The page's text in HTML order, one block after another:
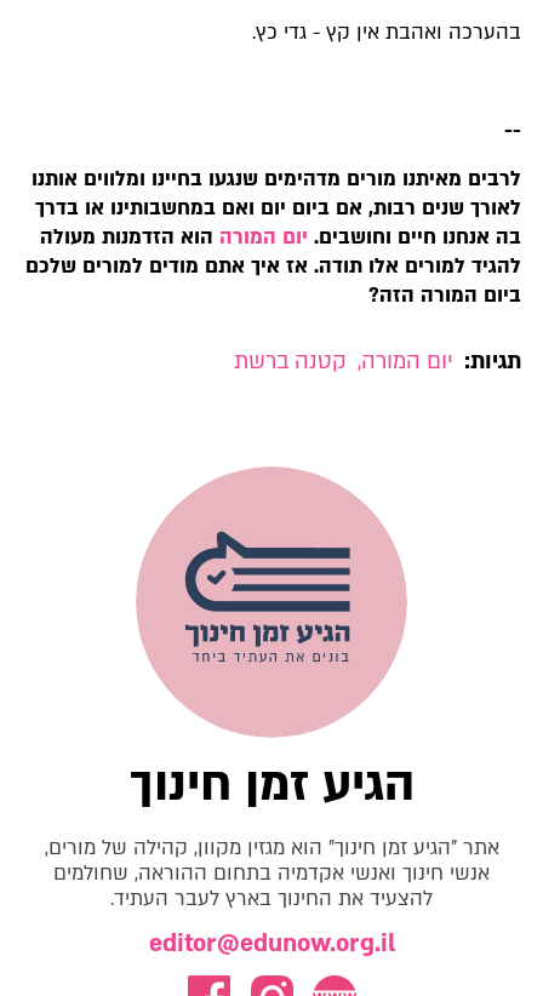
בהערכה ואהבת אין קץ - גדי כץ.
--
לרבים מאיתנו מורים מדהימים שנגעו בחיינו ומלווים אותנו
לאורך שנים רבות, אם ביום יום ואם במחשבותינו או בדרך
בה אנחנו חיים וחושבים. יום המורה הוא הזדמנות מעולה
להגיד למורים אלו תודה. אז איך אתם מודים למורים שלכם
ביום המורה הזה?
תגיות: יום המורה, קטנה ברשת
הגיע זמן חינוך
אתר "הגיע זמן חינוך" הוא מגזין מקוון, קהילה של מורים,
אנשי חינוך ואנשי אקדמיה בתחום ההוראה, שחולמים
להצעיד את החינוך בארץ לעבר העתיד.
editor@edunow.org.il